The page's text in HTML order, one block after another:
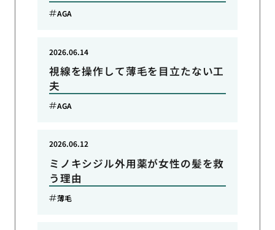
AGA
視線を操作して薄毛を目立たない工
夫
2026.06.14
AGA
ミノキシジル外用薬が女性の髪を救
う理由
2026.06.12
薄毛